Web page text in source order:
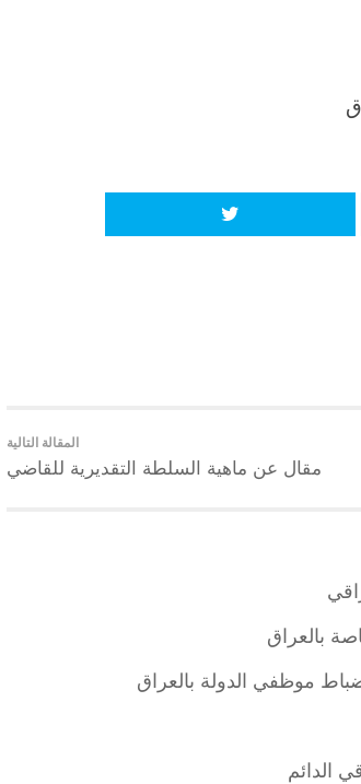
المقالة التالية
مقال عن ماهية السلطة التقديرية للقاضي
بالعراق
موظفي الدولة بالعراق
الدائم